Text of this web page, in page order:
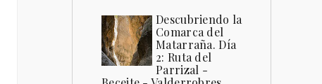
Descubriendo la
Comarca del
Matarraña. Día
2: Ruta del
Parrizal -